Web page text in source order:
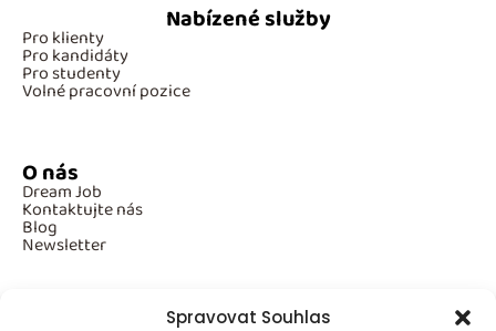
Spravovat Souhlas
Nabízené služby
Pro klienty
Pro kandidáty
Pro studenty
Volné pracovní pozice
O nás
Dream Job
Kontaktujte nás
Blog
Newsletter